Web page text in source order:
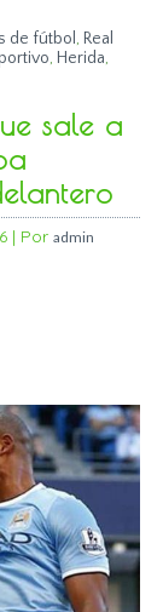
de fútbol , Real
, Herida,
sale a
| Por admin